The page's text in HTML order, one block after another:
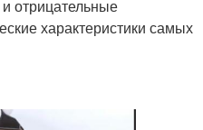
отрицательные
характеристики самых